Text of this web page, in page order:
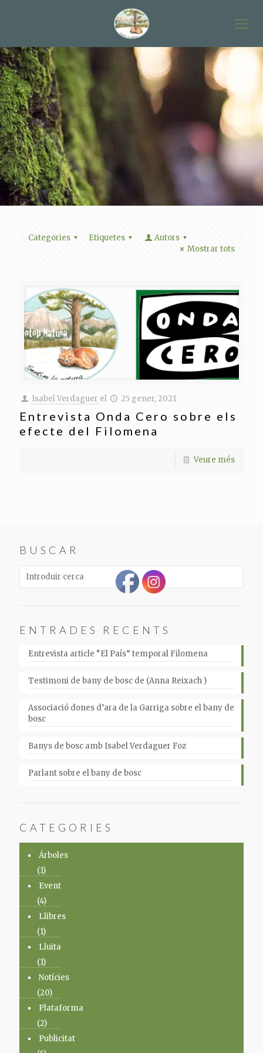
Categories Etiquetes
Autors
Mostrar tots
Isabel Verdaguer el 25 gener, 2021
Entrevista Onda Cero sobre els
efecte del Filomena
Veure més
BUSCAR
ENTRADES RECENTS
Entrevista article “El País” temporal Filomena
Testimoni de bany de bosc de (Anna Reixach )
Associació dones d’ara de la Garriga sobre el bany de
bosc
Banys de bosc amb Isabel Verdaguer Foz
Parlant sobre el bany de bosc
CATEGORIES
Árboles
(1)
Event
(4)
Llibres
(1)
Lluita
(1)
Notícies
(20)
Plataforma
(2)
Publicitat